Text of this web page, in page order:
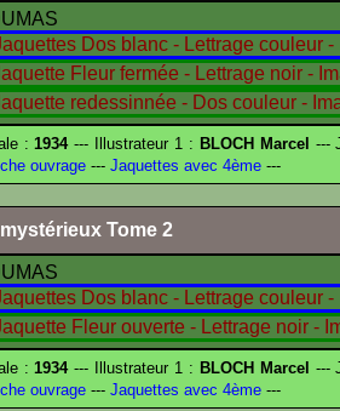
:1934--- Illustrateur 1 : BLOCH Marcel ---
ouvrage --- Jaquettes avec 4ème ---
Tome 2
:1934--- Illustrateur 1 : BLOCH Marcel ---
ouvrage --- Jaquettes avec 4ème ---